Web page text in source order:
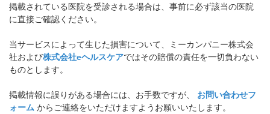
掲載されている医院を受診される場合は、事前に必ず該当の医院
に直接ご確認ください。
当サービスによって生じた損害について、ミーカンパニー株式会
社および株式会社eヘルスケアではその賠償の責任を一切負わない
ものとします。
掲載情報に誤りがある場合には、お手数ですが、
お問い合わせフ
ォーム からご連絡をいただけますようお願いいたします。